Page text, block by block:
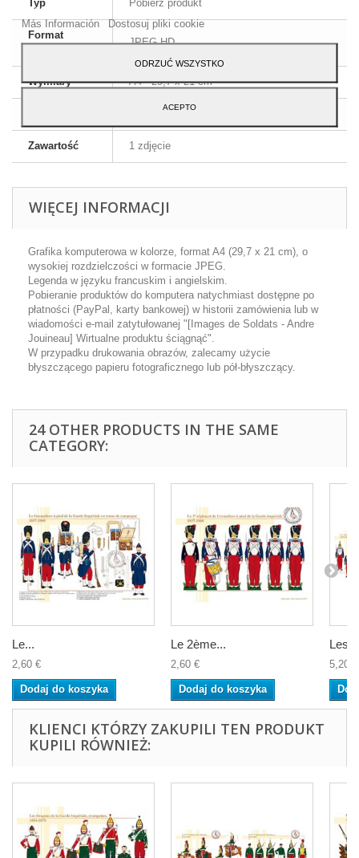
Typ Pobierz produkt
Format
JPEG HD
Wymiary A4 - 29,7 x 21 cm
Angielski i francuski
Zawartość 1 zdjęcie
WIĘCEJ INFORMACJI
Grafika komputerowa w kolorze, format A4 (29,7 x 21 cm), o
wysokiej rozdzielczości w formacie JPEG.
Legenda w języku francuskim i angielskim.
Pobieranie produktów do komputera natychmiast dostępne po
płatności (PayPal, karty bankowej) w historii zamówienia lub w
wiadomości e-mail zatytułowanej "[Images de Soldats - Andre
Jouineau] Wirtualne produktu ściągnąć".
W przypadku drukowania obrazów, zalecamy użycie
błyszczącego papieru fotograficznego lub pół-błyszczący.
24 OTHER PRODUCTS IN THE SAME
CATEGORY:
Le...
2,60 €
Dodaj do koszyka
Le 2ème...
2,60 €
Dodaj do koszyka
Les...
5,20 €
KLIENCI KTÓRZY ZAKUPILI TEN PRODUKT
KUPILI RÓWNIEŻ:
Akceptuj.
Más Información Dostosuj pliki cookie
ODRZUĆ WSZYSTKO
ACEPTO